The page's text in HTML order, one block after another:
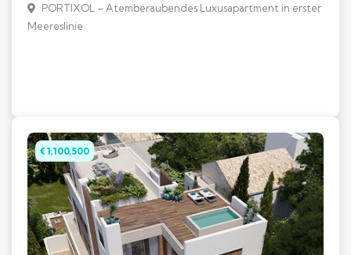
PORTIXOL – Atemberaubendes Luxusapartment in erster
Meereslinie
€ 1,100,500